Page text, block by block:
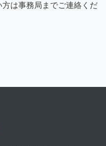
は事務局までご連絡くだ